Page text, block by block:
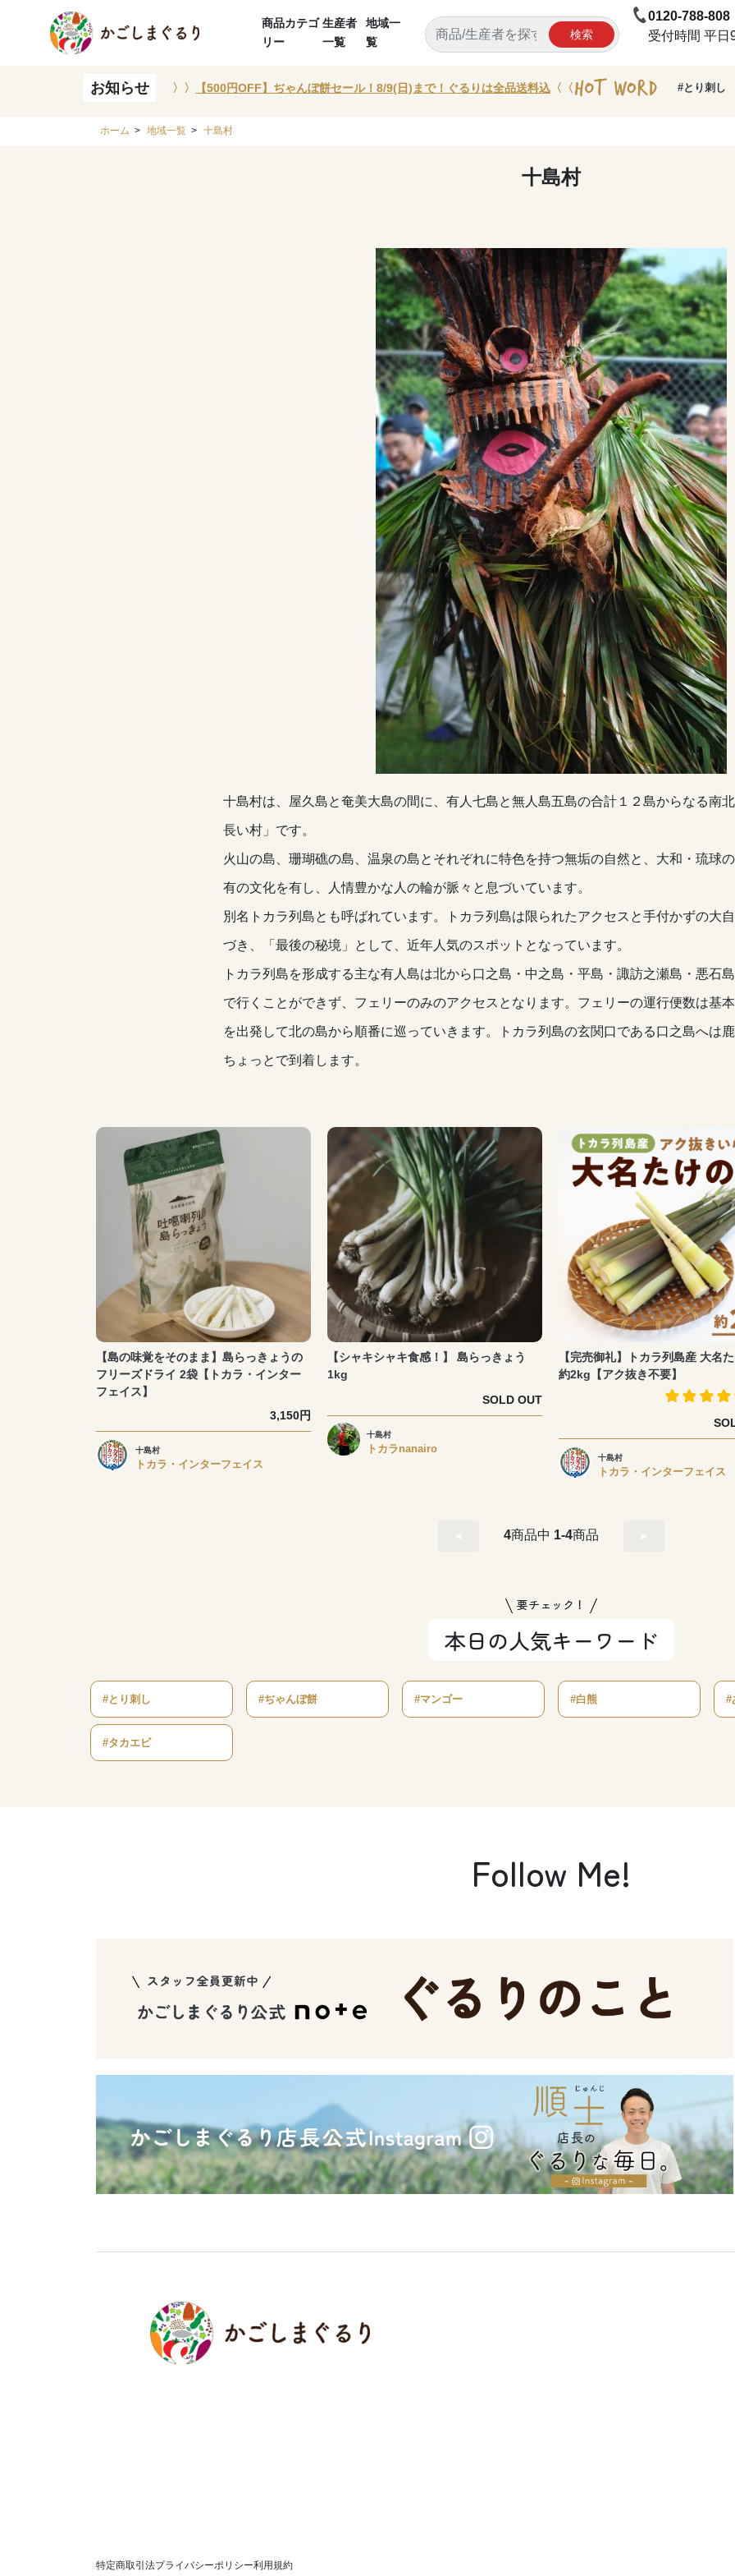
商品カテゴ
リー
生産者
一覧
地域一
覧
検索
0120-788-808
受付時間 平日
お知らせ 〉〉 【500円OFF】ぢゃんぼ餅セール！8/9(日)まで！ぐるりは全品送料込 〈〈 #とり刺し
ホーム > 地域一覧 > 十島村
十島村
十島村は、屋久島と奄美大島の間に、有人七島と無人島五島の合計１２島からなる南
長い村」です。
火山の島、珊瑚礁の島、温泉の島とそれぞれに特色を持つ無垢の自然と、大和・琉球
有の文化を有し、人情豊かな人の輪が脈々と息づいています。
別名トカラ列島とも呼ばれています。トカラ列島は限られたアクセスと手付かずの大
づき、「最後の秘境」として、近年人気のスポットとなっています。
トカラ列島を形成する主な有人島は北から口之島・中之島・平島・諏訪之瀬島・悪石
で行くことができず、フェリーのみのアクセスとなります。フェリーの運行便数は基
を出発して北の島から順番に巡っていきます。トカラ列島の玄関口である口之島へは
ちょっとで到着します。
【島の味覚をそのまま】島らっきょうの
フリーズドライ 2袋【トカラ・インター
フェイス】
3,150円
十島村
トカラ・インターフェイス
【シャキシャキ食感！】 島らっきょう
1kg
SOLD OUT
十島村
トカラnanairo
【完売御礼】トカラ列島産 大名
約2kg【アク抜き不要】
十島村
トカラ・インターフェイス
4商品中 1-4商品
要チェック！
本日の人気キーワード
#とり刺し #ぢゃんぼ餅 #マンゴー #白熊 #
#タカエビ
Follow Me!
特定商取引法プライバシーポリシー利用規約